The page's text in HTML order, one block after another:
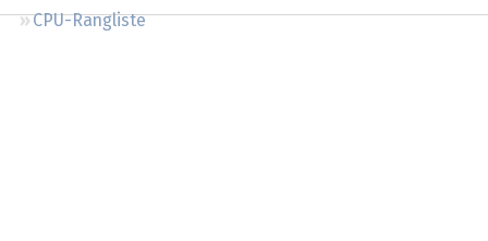
CPU-Rangliste